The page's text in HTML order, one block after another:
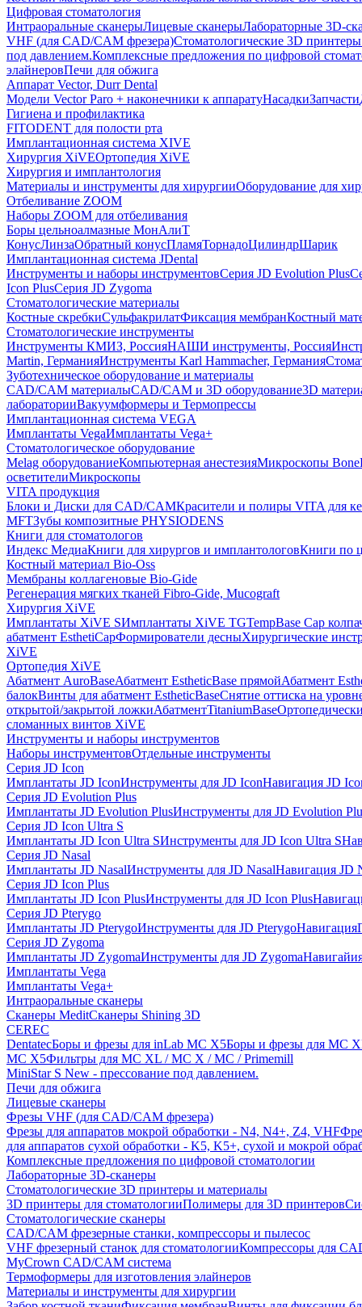
Цифровая стоматология
Интраоральные сканерыЛицевые сканерыЛабораторные 3D-
VHF (для CAD/CAM фрезера)Стоматологические 3D
под давлением.Комплексные предложения по цифровой
элайнеровПечи для обжига
Аппарат Vector, Durr Dental
Модели Vector Paro + наконечники к аппаратуНасадкиЗапчасти
Гигиена и профилактика
FITODENT для полости рта
Имплантационная система XIVE
Хирургия XiVEОртопедия XiVE
Хирургия и имплантология
Материалы и инструменты для хирургииОборудование для
Отбеливание ZOOM
Наборы ZOOM для отбеливания
Боры цельноалмазные МонАлиТ
КонусЛинзаОбратный конусПламяТорнадоЦилиндрШарик
Имплантационная система JDental
Инструменты и наборы инструментовСерия JD Evolution Plus
Icon PlusСерия JD Zygoma
Стоматологические материалы
Костные скребкиСульфакрилатФиксация мембранКостный
Стоматологические инструменты
Инструменты КМИЗ, РоссияНАШИ инструменты, Россия
Martin, ГерманияИнструменты Karl Hammacher, Германия
Зуботехническое оборудование и материалы
CAD/CAM материалыCAD/CAM и 3D оборудование3D
лабораторииВакуумформеры и Термопрессы
Имплантационная система VEGA
Имплантаты VegaИмплантаты Vega+
Стоматологическое оборудование
Melag оборудованиеКомпьютерная анестезияМикроскопы
осветителиМикроскопы
VITA продукция
Блоки и Диски для CAD/CAMКрасители и полиры VITA для
MFTЗубы композитные PHYSIODENS
Книги для стоматологов
Индекс МедиаКниги для хирургов и имплантологовКниги по
Костный материал Bio-Oss
Мембраны коллагеновые Bio-Gide
Регенерация мягких тканей Fibro-Gide, Mucograft
Хирургия XiVE
Имплантаты XiVE SИмплантаты XiVE TGTempBase Cap
абатмент EsthetiCapФормирователи десныХирургические
XiVE
Ортопедия XiVE
Абатмент AuroBaseАбатмент EstheticBase прямойАбатмент
балокВинты для абатмент EstheticBaseСнятие оттиска на
открытой/закрытой ложкиАбатментTitaniumBase
сломанных винтов XiVE
Инструменты и наборы инструментов
Наборы инструментовОтдельные инструменты
Серия JD Icon
Имплантаты JD IconИнструменты для JD IconНавигация JD
Серия JD Evolution Plus
Имплантаты JD Evolution PlusИнструменты для JD Evolution
Серия JD Icon Ultra S
Имплантаты JD Icon Ultra SИнструменты для JD Icon Ultra S
Серия JD Nasal
Имплантаты JD NasalИнструменты для JD NasalНавигация JD
Серия JD Icon Plus
Имплантаты JD Icon PlusИнструменты для JD Icon Plus
Серия JD Pterygo
Имплантаты JD PterygoИнструменты для JD PterygoНавигация
Серия JD Zygoma
Имплантаты JD ZygomaИнструменты для JD Zygoma
Имплантаты Vega
Имплантаты Vega+
Интраоральные сканеры
Сканеры MeditСканеры Shining 3D
CEREC
DentatecБоры и фрезы для inLab MC X5Боры и фрезы для MC
MC X5Фильтры для MC XL / MC X / MC / Primemill
MiniStar S New - прессование под давлением.
Печи для обжига
Лицевые сканеры
Фрезы VHF (для CAD/CAM фрезера)
Фрезы для аппаратов мокрой обработки - N4, N4+, Z4, VHF
для аппаратов сухой обработки - K5, K5+, сухой и мокрой
Комплексные предложения по цифровой стоматологии
Лабораторные 3D-сканеры
Стоматологические 3D принтеры и материалы
3D принтеры для стоматологииПолимеры для 3D принтеров
Стоматологические сканеры
CAD/CAM фрезерные станки, компрессоры и пылесос
VHF фрезерный станок для стоматологииКомпрессоры для
MyCrown CAD/CAM система
Термоформеры для изготовления элайнеров
Материалы и инструменты для хирургии